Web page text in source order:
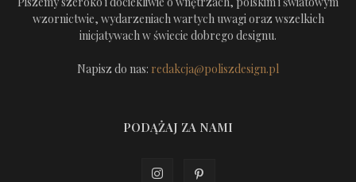
wzornictwie, wydarzeniach wartych uwagi oraz wszelkich
inicjatywach w świecie dobrego designu.
Napisz do nas: redakcja@poliszdesign.pl
PODĄŻAJ ZA NAMI